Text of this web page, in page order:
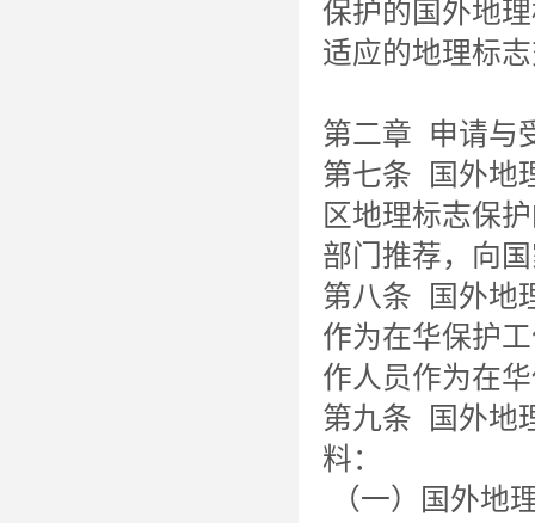
保护的国外地
适应的地理标
第二章 申请与
第七条 国外地
区地理标志保
部门推荐，向
第八条 国外地
作为在华保护
作人员作为在
第九条 国外地
料：
（一）国外地